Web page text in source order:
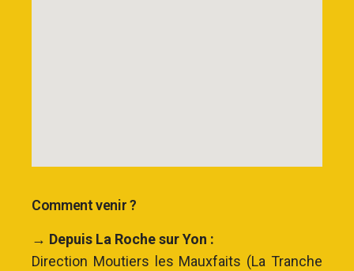
Comment venir ?
→ Depuis La Roche sur Yon :
Direction Moutiers les Mauxfaits (La Tranche